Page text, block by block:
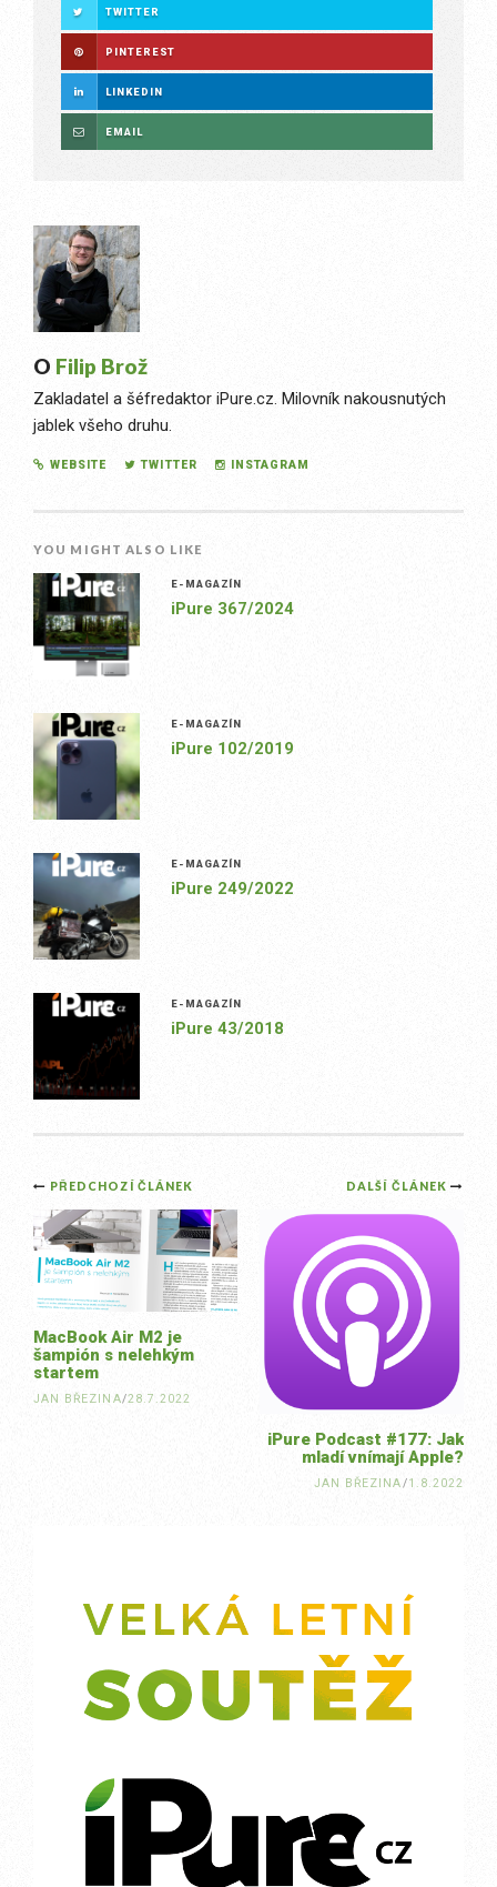
TWITTER
PINTEREST
LINKEDIN
EMAIL
O Filip Brož
Zakladatel a šéfredaktor iPure.cz. Milovník nakousnutých
jablek všeho druhu.
WEBSITE TWITTER INSTAGRAM
YOU MIGHT ALSO LIKE
E-MAGAZÍN
iPure 367/2024
E-MAGAZÍN
iPure 102/2019
E-MAGAZÍN
iPure 249/2022
E-MAGAZÍN
iPure 43/2018
Post
navigation
DALŠÍ ČLÁNEK
iPure Podcast #177: Jak
mladí vnímají Apple?
JAN BŘEZINA/1.8.2022
PŘEDCHOZÍ ČLÁNEK
MacBook Air M2 je
šampión s nelehkým
startem
JAN BŘEZINA/28.7.2022